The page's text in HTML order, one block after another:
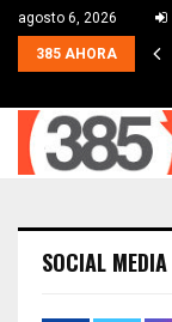
agosto 6, 2026
385 AHORA
SOCIAL MEDIA